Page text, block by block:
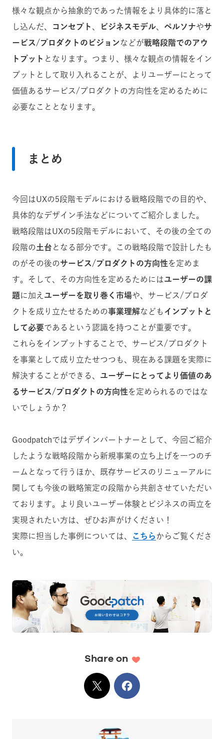
様々な観点から抽象的であった情報をより具体的に落と
し込んだ、
コンセプト ビジネスモデル ペルソナやサ
ービス/プロダクトのビジョンなどが戦略段階でのアウ
トプット となります。つまり、様々な観点の情報をイン
プットとして取り入れることが、よりユーザーにとって
価値あるサービス/プロダクトの方向性を定めるために
必要なこととなります。
まとめ
今回はUXの5段階モデルにおける戦略段階での目的や、
具体的なデザイン手法などについてご紹介しました。
戦略段階はUXの5段階モデルにおいて、その後の全ての
段階の土台 となる部分です。この戦略段階で設計したも
のがその後のサービス/プロダクトの方向性を定めま
す。そして、その方向性を定めるためにはユーザーの課
題に加え ユーザーを取り巻く市場や、サービス/プロダ
クトを成り立たせるための事業理解なども インプットと
して必要であるという認識を持つことが重要です。
これらをインプットすることで、サービス/プロダクト
を事業として成り立たせつつも、現在ある課題を実際に
解決することができる、 ユーザーにとってより価値のあ
るサービス/プロダクトの方向性を定められるのではな
いでしょうか？
Goodpatchではデザインパートナーとして、今回ご紹介
したような戦略段階から新規事業の立ち上げを一つのチ
ームとなって行うほか、既存サービスのリニューアルに
関しても今後の戦略策定の段階から共創させていただい
ております。より良いユーザー体験とビジネスの両立を
実現されたい方は、ぜひお声がけください！
実際に担当した事例については、
こちらからご覧くださ
い。
Share on
XでシェアFacebook